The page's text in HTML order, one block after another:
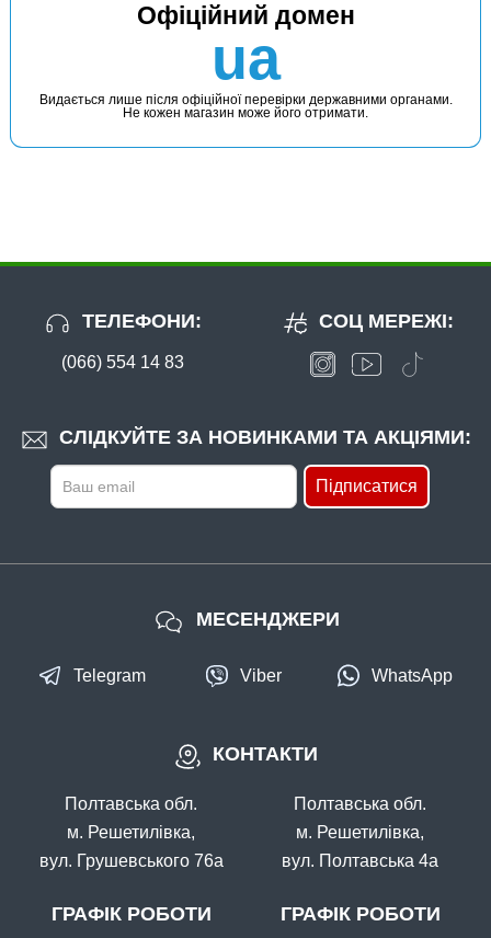
Офіційний домен
ua
Видається лише після офіційної перевірки державними органами.
Не кожен магазин може його отримати.
ТЕЛЕФОНИ:
(066) 554 14 83
СЛІДКУЙТЕ ЗА НОВИНКАМИ ТА АКЦІЯМИ:
Підписатися
СОЦ МЕРЕЖІ:
КОНТАКТИ
Полтавська обл.
м. Решетилівка,
вул. Грушевського 76а
ГРАФІК РОБОТИ
Полтавська обл.
м. Решетилівка,
вул. Полтавська 4а
ГРАФІК РОБОТИ
МЕСЕНДЖЕРИ
Telegram Viber WhatsApp